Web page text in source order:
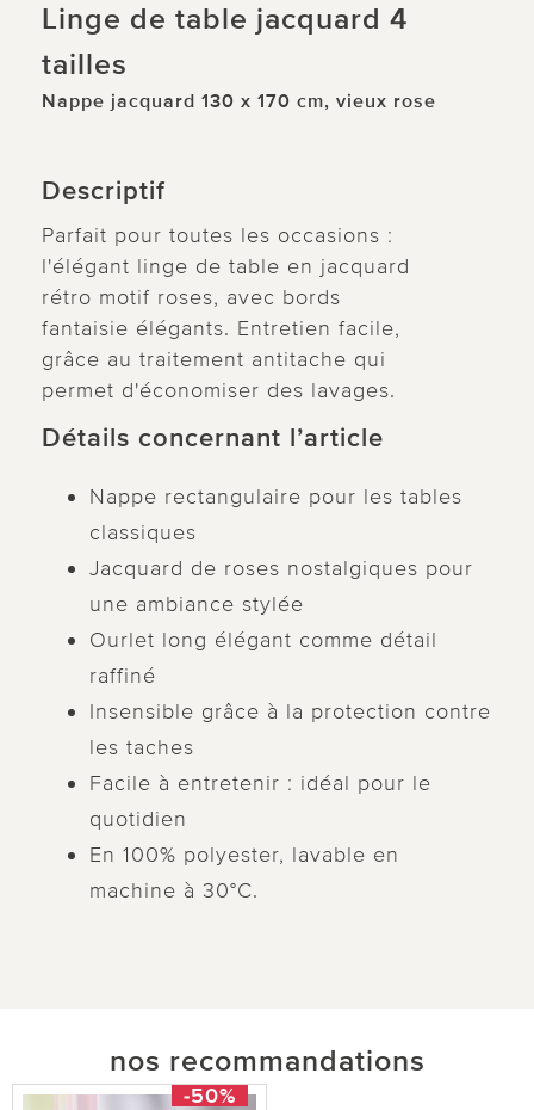
Linge de table jacquard 4
tailles
Nappe jacquard 130 x 170 cm, vieux rose
Descriptif
Parfait pour toutes les occasions :
l'élégant linge de table en jacquard
rétro motif roses, avec bords
fantaisie élégants. Entretien facile,
grâce au traitement antitache qui
permet d'économiser des lavages.
Détails concernant l’article
Nappe rectangulaire pour les tables
classiques
Jacquard de roses nostalgiques pour
une ambiance stylée
Ourlet long élégant comme détail
raffiné
Insensible grâce à la protection contre
les taches
Facile à entretenir : idéal pour le
quotidien
En 100% polyester, lavable en
machine à 30°C.
nos recommandations
-50%